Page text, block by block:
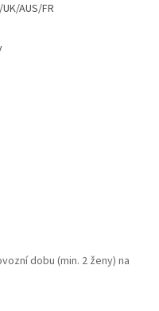
UK/AUS/FR
dobu (min. 2 ženy) na